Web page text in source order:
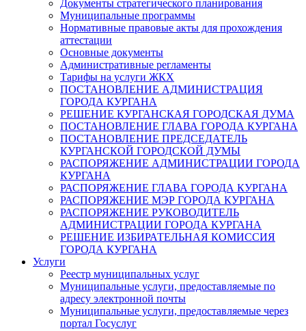
Документы стратегического планирования
Муниципальные программы
Нормативные правовые акты для прохождения
аттестации
Основные документы
Административные регламенты
Тарифы на услуги ЖКХ
ПОСТАНОВЛЕНИЕ АДМИНИСТРАЦИЯ
ГОРОДА КУРГАНА
РЕШЕНИЕ КУРГАНСКАЯ ГОРОДСКАЯ ДУМА
ПОСТАНОВЛЕНИЕ ГЛАВА ГОРОДА КУРГАНА
ПОСТАНОВЛЕНИЕ ПРЕДСЕДАТЕЛЬ
КУРГАНСКОЙ ГОРОДСКОЙ ДУМЫ
РАСПОРЯЖЕНИЕ АДМИНИСТРАЦИИ ГОРОДА
КУРГАНА
РАСПОРЯЖЕНИЕ ГЛАВА ГОРОДА КУРГАНА
РАСПОРЯЖЕНИЕ МЭР ГОРОДА КУРГАНА
РАСПОРЯЖЕНИЕ РУКОВОДИТЕЛЬ
АДМИНИСТРАЦИИ ГОРОДА КУРГАНА
РЕШЕНИЕ ИЗБИРАТЕЛЬНАЯ КОМИССИЯ
ГОРОДА КУРГАНА
Услуги
Реестр муниципальных услуг
Муниципальные услуги, предоставляемые по
адресу электронной почты
Муниципальные услуги, предоставляемые через
портал Госуслуг